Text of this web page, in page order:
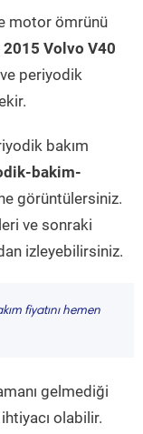
motor ömrünü
2015 Volvo V40
periyodik
bakım
bakim-
görüntülersiniz.
ve sonraki
izleyebilirsiniz.
fiyatını hemen
gelmediği
olabilir.